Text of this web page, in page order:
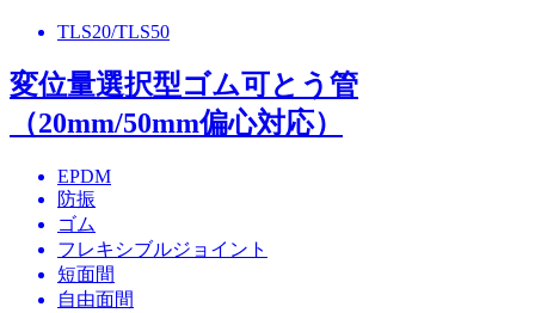
TLS20/TLS50
変位量選択型ゴム可とう管
（20mm/50mm偏心対応）
EPDM
防振
ゴム
フレキシブルジョイント
短面間
自由面間